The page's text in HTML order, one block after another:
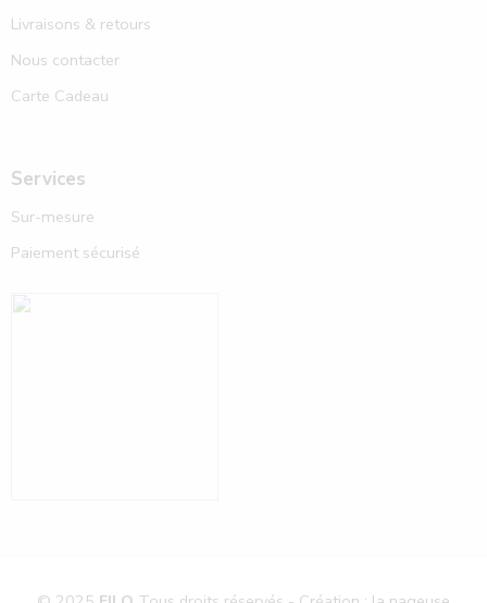
Livraisons & retours
Nous contacter
Carte Cadeau
Services
Sur-mesure
Paiement sécurisé